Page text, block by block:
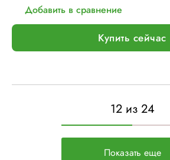
Добавить в сравнение
Купить сейчас
12 из 24
Показать еще